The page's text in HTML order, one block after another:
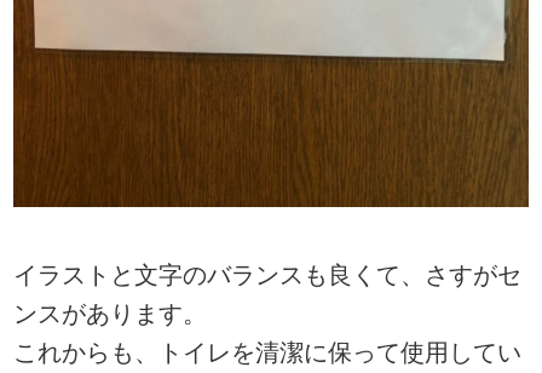
イラストと文字のバランスも良くて、さすがセ
ンスがあります。
これからも、トイレを清潔に保って使用してい